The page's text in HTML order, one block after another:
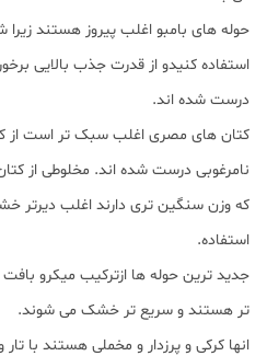
حوله های بامبو اغلب پیروز هستند زیرا
استفاده کنیدو از قدرت جذب بالایی
درست شده اند.
کتان های مصری اغلب سبک تر است از
نامرغوبی درست شده اند. مخلوطی از
که وزن سنگین تری دارند اغلب
استفاده.
جدید ترین حوله ها ازترکیب میکرو
تر هستند و سریع تر خشک می شوند.
انها کرکی و پرزدار و مخملی هستند با